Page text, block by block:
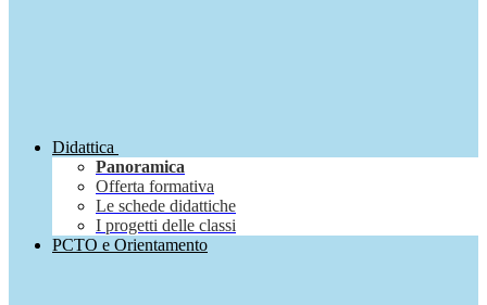
Didattica
Panoramica
Offerta formativa
Le schede didattiche
I progetti delle classi
PCTO e Orientamento